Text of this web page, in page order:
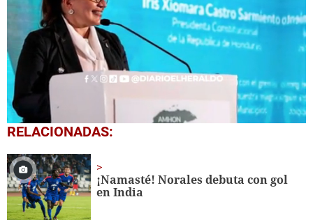
0
seconds
1
minute,
50
seconds
RELACIONADAS:
¡Namasté! Norales debuta con gol
en India